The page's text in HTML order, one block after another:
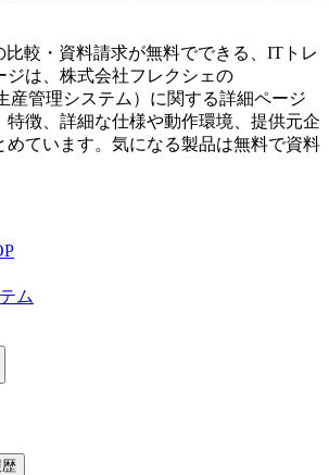
較・資料請求が無料でできる、ITトレ
は、 株式会社フレクシェの
産管理システム ）に関する詳細ページ
特徴、詳細な仕様や動作環境、提供元企
めています。気になる製品は無料で資料
ム